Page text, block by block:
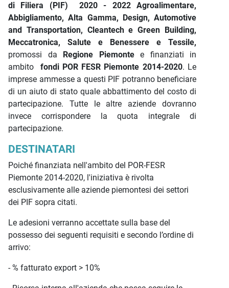
di Filiera (PIF) 2020 - 2022 Agroalimentare,
Abbigliamento, Alta Gamma, Design, Automotive
and Transportation, Cleantech e Green Building,
Meccatronica, Salute e Benessere e Tessile,
promossi da
Regione Piemontee finanziati in
ambito fondi POR FESR Piemonte 2014-2020. Le
imprese ammesse a questi PIF potranno beneficiare
di un aiuto di stato quale abbattimento del costo di
partecipazione.
Tutte le altre aziende dovranno
invece corrispondere la quota integrale di
partecipazione.
DESTINATARI
Poiché finanziata nell'ambito del POR-FESR
Piemonte 2014-2020, l'iniziativa è rivolta
esclusivamente alle aziende piemontesi dei settori
dei PIF sopra citati.
Le adesioni verranno accettate sulla base del
possesso dei seguenti requisiti e secondo l’ordine di
arrivo:
- % fatturato export > 10%